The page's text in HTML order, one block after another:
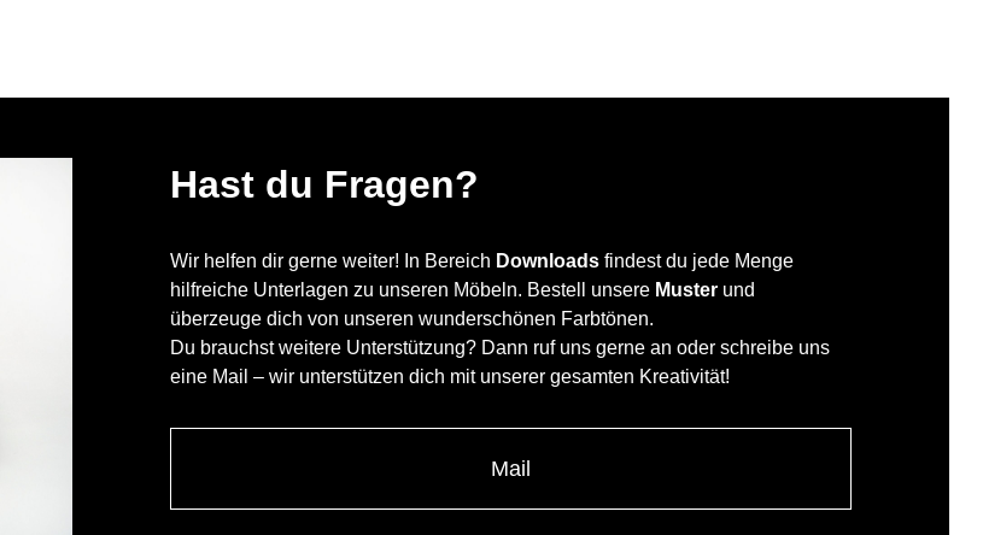
Hast du Fragen?
Wir helfen dir gerne weiter! In Bereich Downloadsfindest du jede Menge
hilfreiche Unterlagen zu unseren Möbeln. Bestell unsere Muster und
überzeuge dich von unseren wunderschönen Farbtönen.
Du brauchst weitere Unterstützung? Dann ruf uns gerne an oder schreibe uns
eine Mail – wir unterstützen dich mit unserer gesamten Kreativität!
Mail